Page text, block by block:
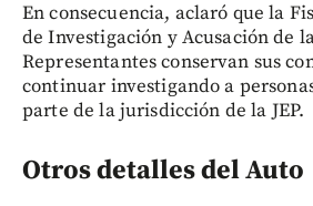
En consecuencia, aclaró que la
de Investigación y Acusación de
Representantes conservan sus
continuar investigando a
parte de la jurisdicción de la JEP.
Otros detalles del Auto